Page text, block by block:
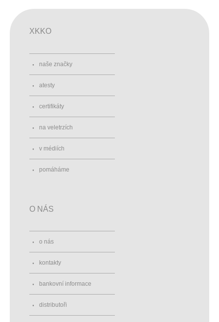
XKKO
naše značky
atesty
certifikáty
na veletrzích
v médiích
pomáháme
O NÁS
o nás
kontakty
bankovní informace
distributoři